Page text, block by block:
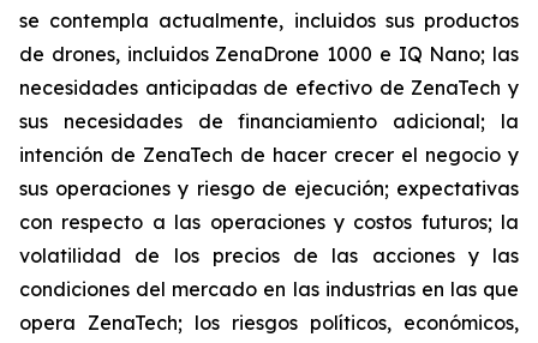
se contempla actualmente, incluidos sus productos
de drones, incluidos ZenaDrone 1000 e IQ Nano; las
necesidades anticipadas de efectivo de ZenaTech y
sus necesidades de financiamiento adicional; la
intención de ZenaTech de hacer crecer el negocio y
sus operaciones y riesgo de ejecución; expectativas
con respecto a las operaciones y costos futuros; la
volatilidad de los precios de las acciones y las
condiciones del mercado en las industrias en las que
opera ZenaTech; los riesgos políticos, económicos,